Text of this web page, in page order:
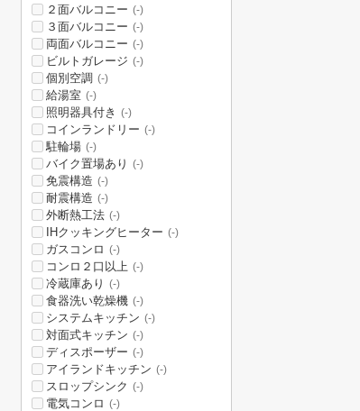
２面バルコニー (-)
３面バルコニー (-)
両面バルコニー (-)
ビルトガレージ (-)
個別空調 (-)
給湯室 (-)
照明器具付き (-)
コインランドリー (-)
駐輪場 (-)
バイク置場あり (-)
免震構造 (-)
耐震構造 (-)
外断熱工法 (-)
IHクッキングヒーター (-)
ガスコンロ (-)
コンロ２口以上 (-)
冷蔵庫あり (-)
食器洗い乾燥機 (-)
システムキッチン (-)
対面式キッチン (-)
ディスポーザー (-)
アイランドキッチン (-)
スロップシンク (-)
電気コンロ (-)